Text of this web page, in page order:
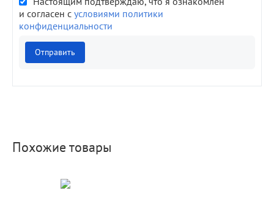
и согласен с условиями политики
конфиденциальности
Отправить
Похожие товары